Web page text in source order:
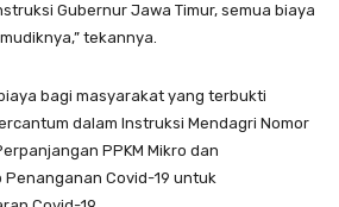
Gubernur Jawa Timur, semua biaya
tekannya.
bagi masyarakat yang terbukti
dalam Instruksi Mendagri Nomor
PPKM Mikro dan
Covid-19 untuk